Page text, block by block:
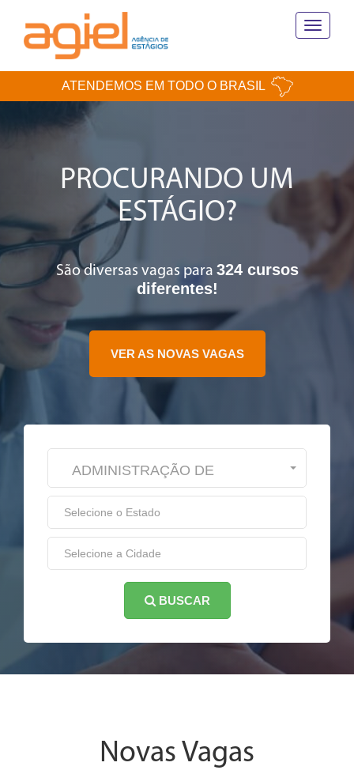
Toggle
ATENDEMOS EM TODO O BRASIL
PROCURANDO UM
ESTÁGIO?
São diversas vagas para 324 cursos
diferentes!
VER AS NOVAS VAGAS
ADMINISTRAÇÃO DE
EMPRESAS
BUSCAR
Novas Vagas